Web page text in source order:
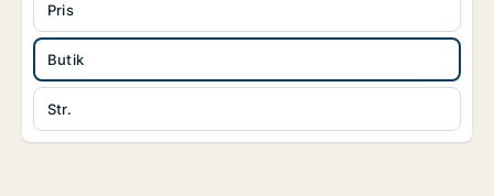
Butik
Str.
Pris